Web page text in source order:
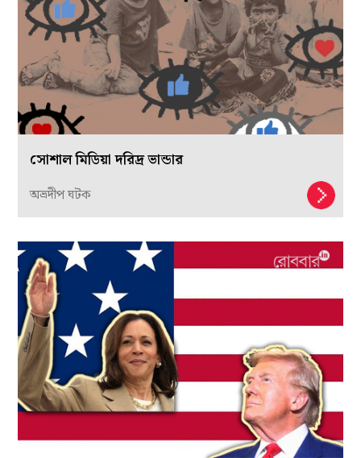
সোশাল মিডিয়া দরিদ্র ভান্ডার
অভ্রদীপ ঘটক